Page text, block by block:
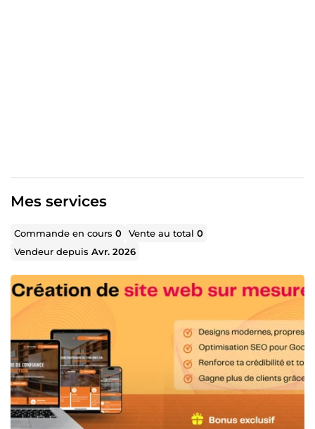
créer un site qui reflète votre image et atteint vos
détails, car un beau site, c’est bien… un site efficace, c’est
Mes services
Commande en cours0 Vente au total0
Vendeur depuisAvr. 2026